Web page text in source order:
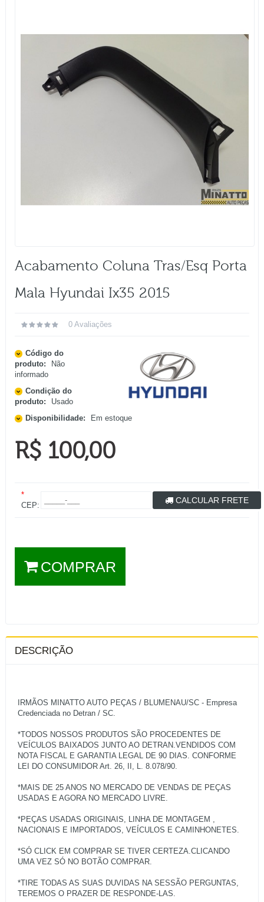
Acabamento Coluna Tras/esq Porta
Mala Hyundai Ix35 2015
0 Avaliações
Código do
produto:
Não
informado
Condição do
produto:
Usado
Disponibilidade:
Em estoque
R$ 100,00
*
CEP:
CALCULAR FRETE
COMPRAR
DESCRIÇÃO
IRMÃOS MINATTO AUTO PEÇAS / BLUMENAU/SC - Empresa
Credenciada no Detran / SC.
*TODOS NOSSOS PRODUTOS SÃO PROCEDENTES DE
VEÍCULOS BAIXADOS JUNTO AO DETRAN.VENDIDOS COM
NOTA FISCAL E GARANTIA LEGAL DE 90 DIAS. CONFORME
LEI DO CONSUMIDOR Art. 26, II, L. 8.078/90.
*MAIS DE 25 ANOS NO MERCADO DE VENDAS DE PEÇAS
USADAS E AGORA NO MERCADO LIVRE.
*PEÇAS USADAS ORIGINAIS, LINHA DE MONTAGEM ,
NACIONAIS E IMPORTADOS, VEÍCULOS E CAMINHONETES.
*SÓ CLICK EM COMPRAR SE TIVER CERTEZA.CLICANDO
UMA VEZ SÓ NO BOTÃO COMPRAR.
*TIRE TODAS AS SUAS DUVIDAS NA SESSÃO PERGUNTAS,
TEREMOS O PRAZER DE RESPONDE-LAS.